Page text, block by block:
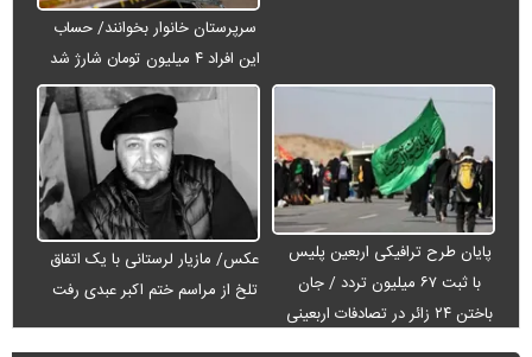
سرپرستان خانوار بخوانند/ حساب
این افراد ۴ میلیون تومان شارژ شد
پایان طرح ترافیکی اربعین پلیس
با ثبت ۶۷ میلیون تردد / جان
باختن ۲۴ زائر در تصادفات اربعینی
عکس/ مازیار لرستانی با یک اتفاق
تلخ از مراسم ختم اکبر عبدی رفت